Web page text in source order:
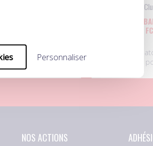
Personnaliser
préparé au
UNFP Football
L’UNFP
AFFRONTE LE
Septième
préparation
NOS ACTIONS